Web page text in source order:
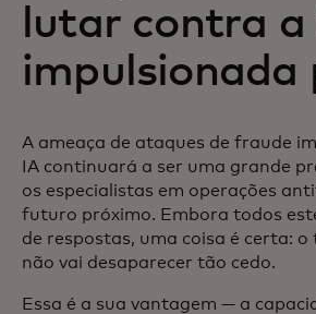
lutar contra
impulsionada
A ameaça de ataques de fraude
IA continuará a ser uma grande
os especialistas em operações
futuro próximo. Embora todos
de respostas, uma coisa é certa:
não vai desaparecer tão cedo.
Essa é a sua vantagem — a